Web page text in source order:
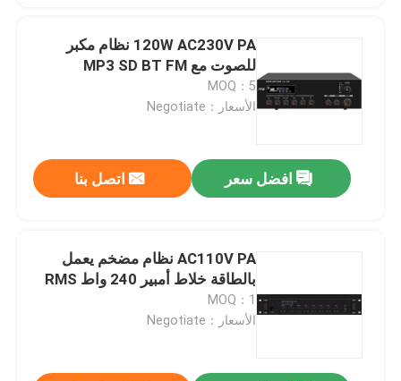
120W AC230V PA نظام مكبر
للصوت مع MP3 SD BT FM
MOQ：5
الأسعار：Negotiate
افضل سعر اتصل بنا
AC110V PA نظام مضخم يعمل
بالطاقة خلاط أمبير 240 واط RMS
MOQ：1
الأسعار：Negotiate